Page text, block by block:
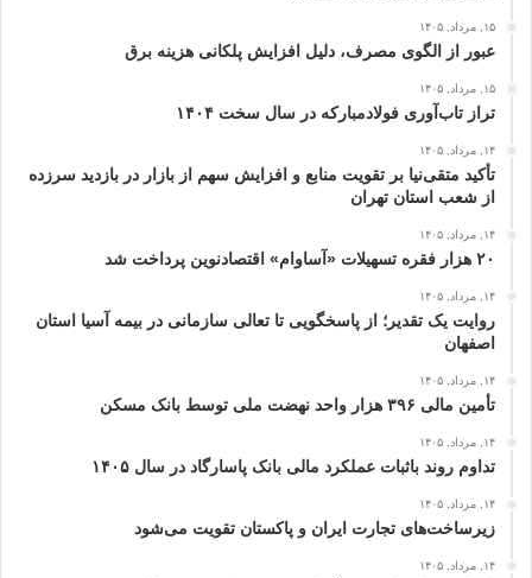
۱۵, مرداد, ۱۴۰۵
عبور از الگوی مصرف، دلیل افزایش پلکانی هزینه برق
۱۵, مرداد, ۱۴۰۵
تراز تاب‌آوری فولادمبارکه در سال سخت ۱۴۰۴
۱۴, مرداد, ۱۴۰۵
تأکید متقی‌نیا بر تقویت منابع و افزایش سهم از بازار در بازدید سرزده
از شعب استان تهران
۱۴, مرداد, ۱۴۰۵
۲۰ هزار فقره تسهیلات «آساوام» اقتصادنوین پرداخت شد
۱۴, مرداد, ۱۴۰۵
روایت یک تقدیر؛ از پاسخگویی تا تعالی سازمانی در بیمه آسیا استان
اصفهان
۱۴, مرداد, ۱۴۰۵
تأمین مالی ۳۹۶ هزار واحد نهضت ملی توسط بانک مسکن
۱۴, مرداد, ۱۴۰۵
تداوم روند باثبات عملکرد مالی بانک پاسارگاد در سال ۱۴۰۵
۱۴, مرداد, ۱۴۰۵
زیرساخت‌های تجارت ایران و پاکستان تقویت می‌شود
۱۴, مرداد, ۱۴۰۵